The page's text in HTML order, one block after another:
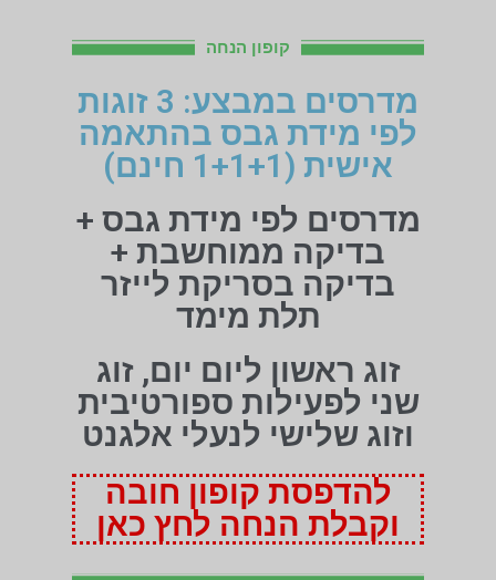
קופון הנחה
מדרסים במבצע: 3 זוגות
לפי מידת גבס בהתאמה
אישית (1+1+1 חינם)
מדרסים לפי מידת גבס +
בדיקה ממוחשבת +
בדיקה בסריקת לייזר
תלת מימד
זוג ראשון ליום יום, זוג
שני לפעילות ספורטיבית
וזוג שלישי לנעלי אלגנט
להדפסת קופון חובה
וקבלת הנחה לחץ כאן